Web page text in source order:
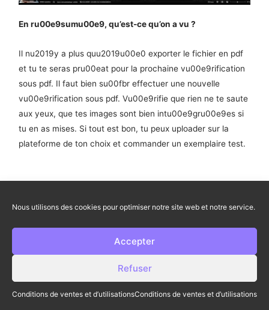
Nous utilisons des cookies pour optimiser notre site web et notre service.
Accepter
Refuser
Conditions de ventes et d’utilisationsConditions de ventes et d’utilisations
En ru00e9sumu00e9, qu’est-ce qu’on a vu ?
Il nu2019y a plus quu2019u00e0 exporter le fichier en pdf
et tu te seras pru00eat pour la prochaine vu00e9rification
sous pdf. Il faut bien su00fbr effectuer une nouvelle
vu00e9rification sous pdf. Vu00e9rifie que rien ne te saute
aux yeux, que tes images sont bien intu00e9gru00e9es si
tu en as mises. Si tout est bon, tu peux uploader sur la
plateforme de ton choix et commander un exemplaire test.